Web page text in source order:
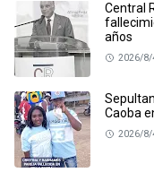
Central
años
2026/8/
Caoba
2026/8/